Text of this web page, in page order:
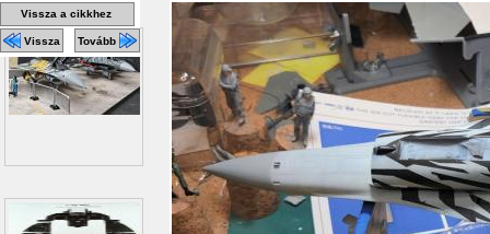
Vissza a cikkhez
Vissza Tovább